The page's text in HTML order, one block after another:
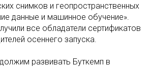
снимков и геопространственных
данные и машинное обучение».
все обладатели сертификатов
осеннего запуска.
развивать Буткемп в